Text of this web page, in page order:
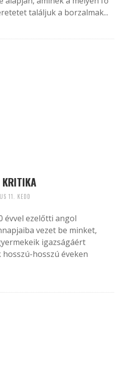
találjuk a borzalmak...
KRITIKA
11. KEDD
évvel ezelőtti angol
vezet be minket,
igazságáért
hosszú éveken